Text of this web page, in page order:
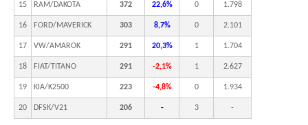
15 RAM/DAKOTA 372 22,6% 0 1.798
16 FORD/MAVERICK 303 8,7% 0 2.101
17 VW/AMAROK 291 20,3% 1 1.704
18 FIAT/TITANO 291 -2,1% 1 2.627
19 KIA/K2500 223 -4,8% 0 1.934
20 DFSK/V21 206 - 3 -